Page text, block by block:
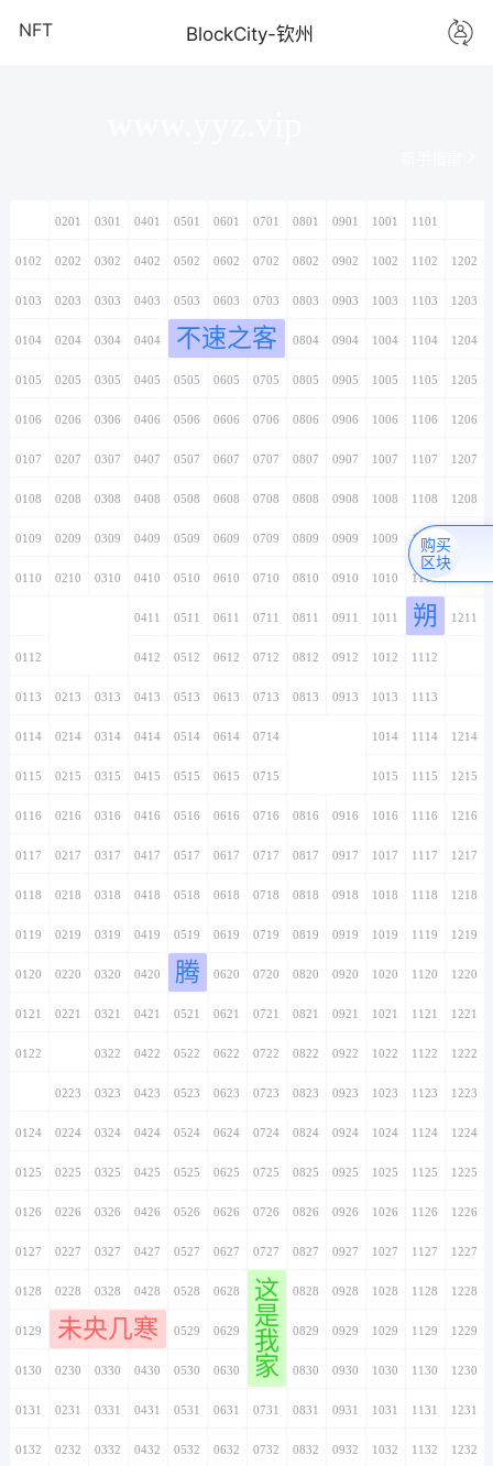
NFT BlockCity-钦州
0201 0301 0401 0501 0601 0701 0801 0901 1001 1101
0102 0202 0302 0402 0502 0602 0702 0802 0902 1002 1102 1202
0103 0203 0303 0403 0503 0603 0703 0803 0903 1003 1103 1203
0104 0204 0304 0404 0504
不速之客
0604 0704 0804 0904 1004 1104 1204
0105 0205 0305 0405 0505 0605 0705 0805 0905 1005 1105 1205
0106 0206 0306 0406 0506 0606 0706 0806 0906 1006 1106 1206
0107 0207 0307 0407 0507 0607 0707 0807 0907 1007 1107 1207
0108 0208 0308 0408 0508 0608 0708 0808 0908 1008 1108 1208
0109 0209 0309 0409 0509 0609 0709 0809 0909 1009 1109
0110 0210 0310 0410 0510 0610 0710 0810 0910 1010 1110
0411 0511 0611 0711 0811 0911 1011 1111
朔 1211
0112 0412 0512 0612 0712 0812 0912 1012 1112
0113 0213 0313 0413 0513 0613 0713 0813 0913 1013 1113
0114 0214 0314 0414 0514 0614 0714 1014 1114 1214
0115 0215 0315 0415 0515 0615 0715 1015 1115 1215
0116 0216 0316 0416 0516 0616 0716 0816 0916 1016 1116 1216
0117 0217 0317 0417 0517 0617 0717 0817 0917 1017 1117 1217
0118 0218 0318 0418 0518 0618 0718 0818 0918 1018 1118 1218
0119 0219 0319 0419 0519 0619 0719 0819 0919 1019 1119 1219
0120 0220 0320 0420 0520
腾 0620 0720 0820 0920 1020 1120 1220
0121 0221 0321 0421 0521 0621 0721 0821 0921 1021 1121 1221
0122 0322 0422 0522 0622 0722 0822 0922 1022 1122 1222
0223 0323 0423 0523 0623 0723 0823 0923 1023 1123 1223
0124 0224 0324 0424 0524 0624 0724 0824 0924 1024 1124 1224
0125 0225 0325 0425 0525 0625 0725 0825 0925 1025 1125 1225
0126 0226 0326 0426 0526 0626 0726 0826 0926 1026 1126 1226
0127 0227 0327 0427 0527 0627 0727 0827 0927 1027 1127 1227
0128 0228 0328 0428 0528 0628 0728
这
是
我
家
0828 0928 1028 1128 1228
0129 0229
未央几寒
0329 0429 0529 0629 0729 0829 0929 1029 1129 1229
0130 0230 0330 0430 0530 0630 0730 0830 0930 1030 1130 1230
0131 0231 0331 0431 0531 0631 0731 0831 0931 1031 1131 1231
0132 0232 0332 0432 0532 0632 0732 0832 0932 1032 1132 1232
购买
区块